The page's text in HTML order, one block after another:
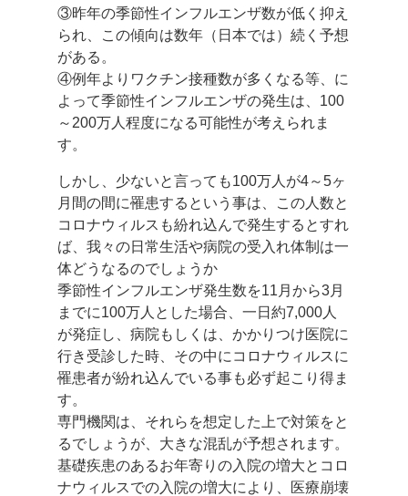
③昨年の季節性インフルエンザ数が低く抑え
られ、この傾向は数年（日本では）続く予想
がある。
④例年よりワクチン接種数が多くなる等、に
よって季節性インフルエンザの発生は、100
～200万人程度になる可能性が考えられま
す。
しかし、少ないと言っても100万人が4～5ヶ
月間の間に罹患するという事は、この人数と
コロナウィルスも紛れ込んで発生するとすれ
ば、我々の日常生活や病院の受入れ体制は一
体どうなるのでしょうか
季節性インフルエンザ発生数を11月から3月
までに100万人とした場合、一日約7,000人
が発症し、病院もしくは、かかりつけ医院に
行き受診した時、その中にコロナウィルスに
罹患者が紛れ込んでいる事も必ず起こり得ま
す。
専門機関は、それらを想定した上で対策をと
るでしょうが、大きな混乱が予想されます。
基礎疾患のあるお年寄りの入院の増大とコロ
ナウィルスでの入院の増大により、医療崩壊